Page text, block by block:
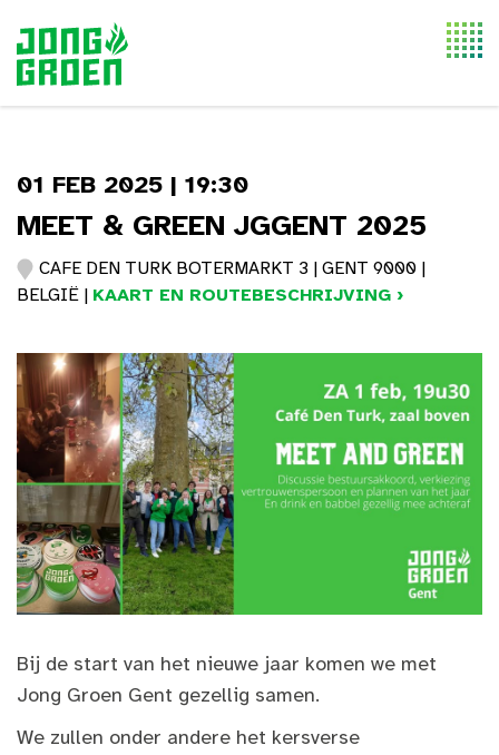
01 FEB 2025 | 19:30
MEET & GREEN JGGENT 2025
CAFE DEN TURK BOTERMARKT 3 | GENT 9000 |
BELGIË | KAART EN ROUTEBESCHRIJVING ›
Bij de start van het nieuwe jaar komen we met
Jong Groen Gent gezellig samen.
We zullen onder andere het kersverse